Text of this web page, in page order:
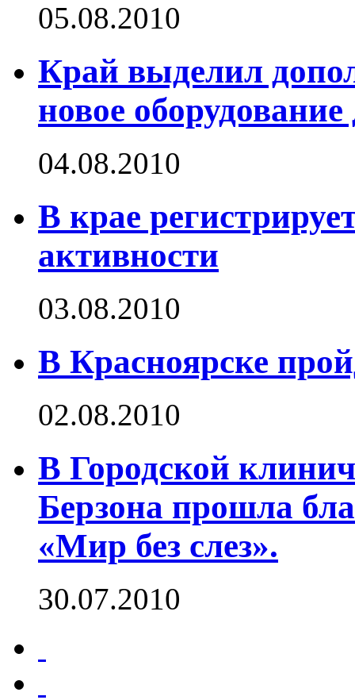
05.08.2010
Край выделил
новое
04.08.2010
В крае
активности
03.08.2010
В Красноярске
02.08.2010
В Городской
Берзона прошла
«Мир без слез».
30.07.2010